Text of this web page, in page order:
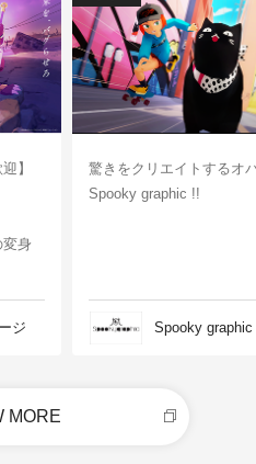
】
変身
ジ
驚きをクリエイトするオ
Spooky graphic !!
Spooky graphic
MORE